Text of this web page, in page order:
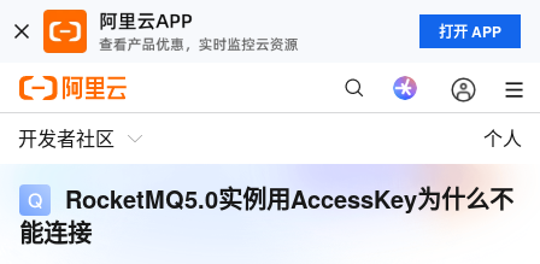
打开 APP
开发者社区 个人
RocketMQ5.0实例用AccessKey为什么不
能连接